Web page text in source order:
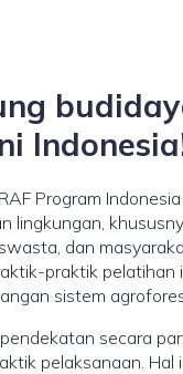
Program
lingkungan,
dan
praktik
sistem
secara
pelaksanaan.